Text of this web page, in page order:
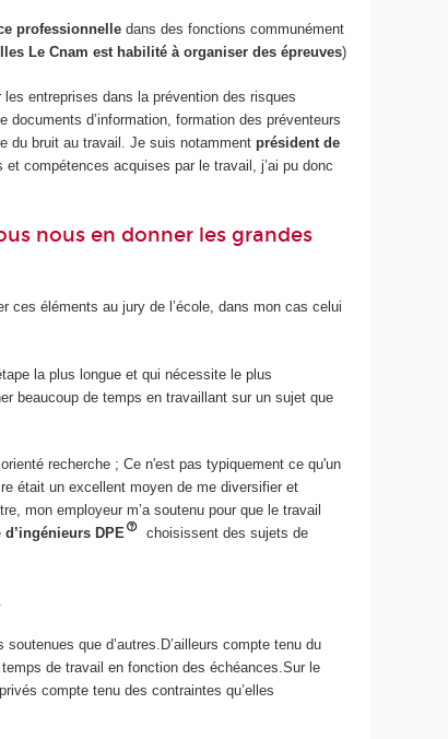
professionnelle dans des fonctions communément
Le Cnam est habilité à organiser des épreuves)
entreprises dans la prévention des risques
d’information, formation des préventeurs
du bruit au travail. Je suis notammentprésident de
et compétences acquises par le travail, j’ai pu donc
nous en donner les grandes
ces éléments au jury de l’école, dans mon cas celui
la plus longue et qui nécessite le plus
beaucoup de temps en travaillant sur un sujet que
recherche ; Ce n'est pas typiquement ce qu'un
était un excellent moyen de me diversifier et
mon employeur m’a soutenu pour que le travail
d’ingénieurs DPE
choisissent des sujets de
que d’autres.D’ailleurs compte tenu du
de travail en fonction des échéances.Sur le
compte tenu des contraintes qu’elles